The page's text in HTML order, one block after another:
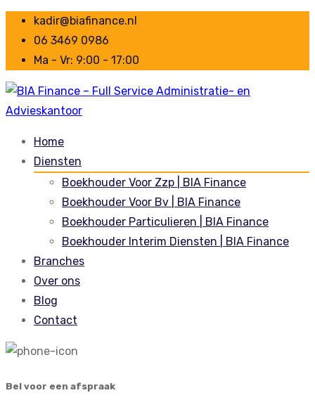
kadir@biafinance.nl
06 3469 0986
Ma - Vr: 9:00 - 17:00
Home
Diensten
Boekhouder Voor Zzp | BIA Finance
Boekhouder Voor Bv | BIA Finance
Boekhouder Particulieren | BIA Finance
Boekhouder Interim Diensten | BIA Finance
Branches
Over ons
Blog
Contact
Bel voor een afspraak